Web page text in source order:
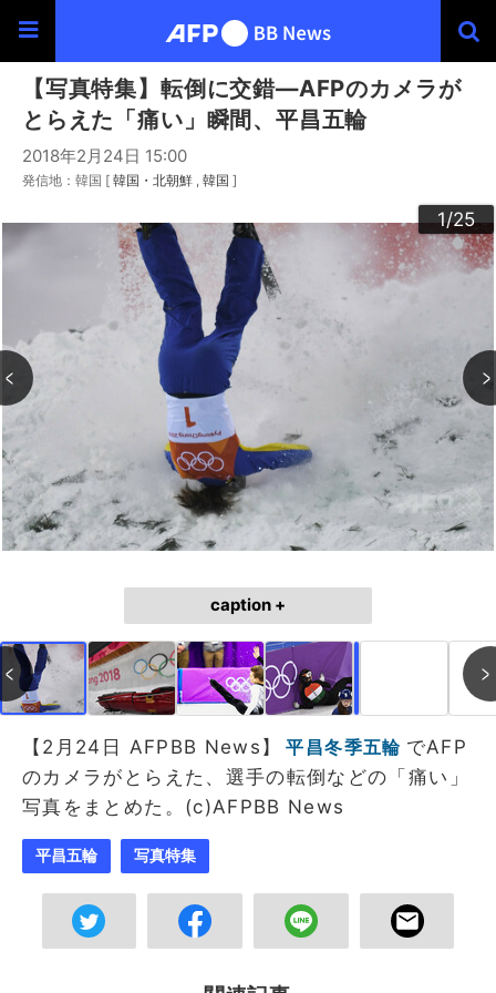
【写真特集】転倒に交錯―AFPのカメラが
とらえた「痛い」瞬間、平昌五輪
2018年2月24日 15:00
発信地：韓国 [ 韓国・北朝鮮 韓国 ]
1/25
2/25
3/25
4/25
5/25
6/25
7/25
8/25
9/25
10/25
11/25
12/25
13/25
14/25
15/25
16/25
17/25
18/25
19/25
20/25
21/25
22/25
23/25
24/25
25/25
caption +
成中 画像作成中
【2月24日 AFPBB News】 平昌冬季五輪 でAFP
のカメラがとらえた、選手の転倒などの「痛い」
写真をまとめた。(c)AFPBB News
平昌五輪 写真特集